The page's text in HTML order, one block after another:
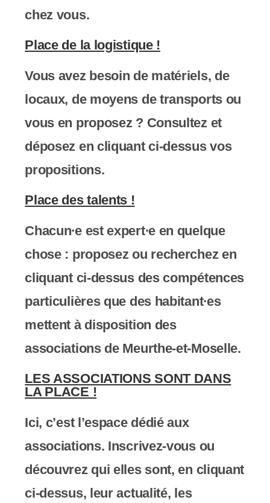
chez vous.
Place de la logistique !
Vous avez besoin de matériels, de
locaux, de moyens de transports ou
vous en proposez ? Consultez et
déposez en cliquant ci-dessus vos
propositions.
Place des talents !
Chacun∙e est expert∙e en quelque
chose : proposez ou recherchez en
cliquant ci-dessus des compétences
particulières que des habitant∙es
mettent à disposition des
associations de Meurthe-et-Moselle.
LES ASSOCIATIONS SONT DANS
LA PLACE !
Ici, c’est l’espace dédié aux
associations. Inscrivez-vous ou
découvrez qui elles sont, en cliquant
ci-dessus, leur actualité, les